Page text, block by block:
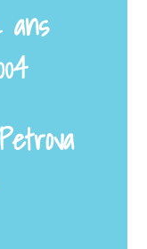
ans